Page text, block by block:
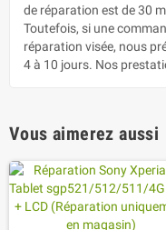
de réparation est de 30
Toutefois, si une
réparation visée, nous
4 à 10 jours. Nos
Vous aimerez aussi